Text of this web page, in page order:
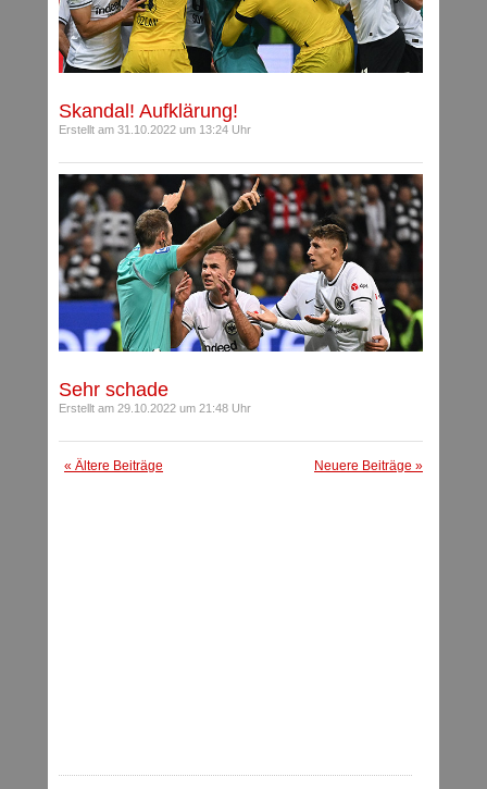
Skandal! Aufklärung!
Erstellt am 31.10.2022 um 13:24 Uhr
Sehr schade
Erstellt am 29.10.2022 um 21:48 Uhr
« Ältere Beiträge Neuere Beiträge »